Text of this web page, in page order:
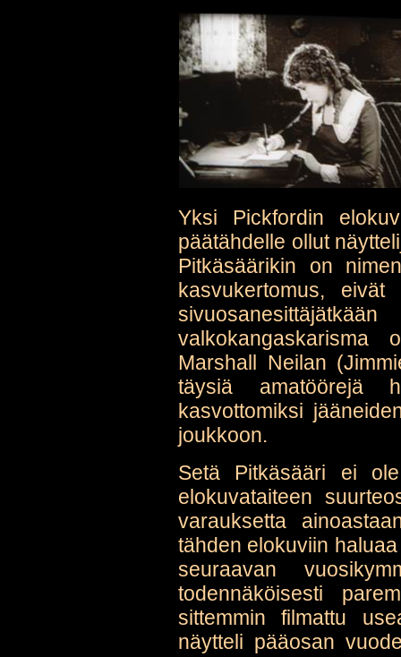
Yksi Pickfordin
päätähdelle ollut
Pitkäsäärikin on
kasvukertomus,
Marshall Neilan
täysiä amatöörejä
kasvottomiksi
joukkoon.
Setä Pitkäsääri ei
elokuvataiteen
varauksetta
tähden elokuviin
seuraavan
todennäköisesti
sittemmin filmattu
näytteli pääosan